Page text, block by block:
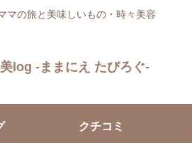
マの旅と美味しいもの・時々美容
log -ままにえ たびろぐ-
クチコミ